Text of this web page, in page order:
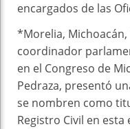
encargados de las
*Morelia, Michoacán,
coordinador
en el Congreso de
Pedraza, presentó
se nombren como
Registro Civil en